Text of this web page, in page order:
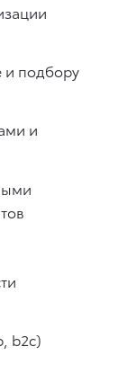
и подбору
и
b2c)